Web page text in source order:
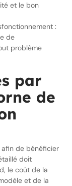
et le bon
:
de
problème
par
de
de bénéficier
doit
le coût de la
et de la